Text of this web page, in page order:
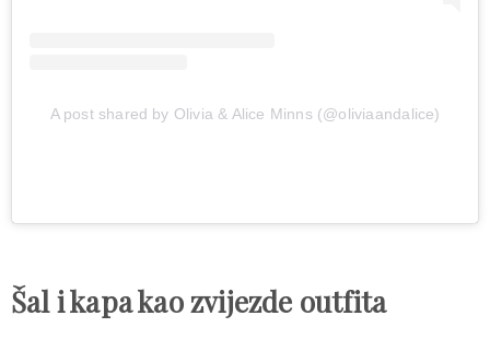
A post shared by Olivia & Alice Minns (@oliviaandalice)
Šal i kapa kao zvijezde outfita